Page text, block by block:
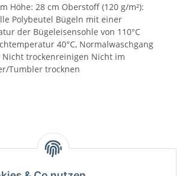
Höhe: 28 cm Oberstoff (120 g/m²):
Polybeutel Bügeln mit einer
der Bügeleisensohle von 110°C
40°C, Normalwaschgang
Nicht trockenreinigen Nicht im
Tumbler trocknen